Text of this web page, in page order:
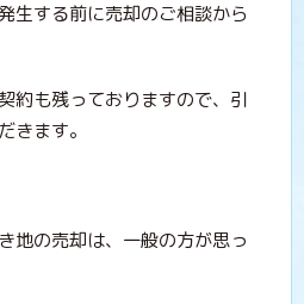
生する前に売却のご相談から
約も残っておりますので、引
きます。
地の売却は、一般の方が思っ